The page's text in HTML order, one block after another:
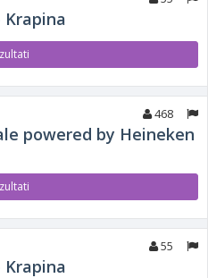
Krapina
468
powered by Heineken
55
Krapina